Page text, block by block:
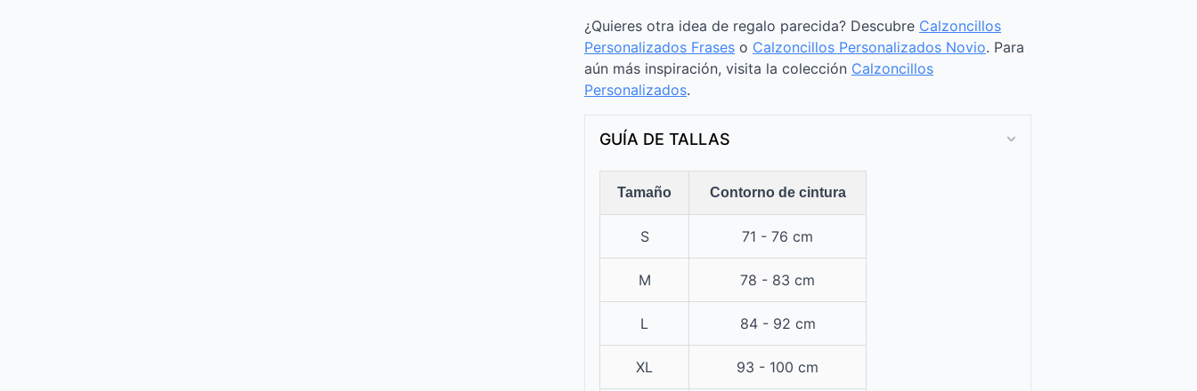
¿Quieres otra idea de regalo parecida? Descubre Calzoncillos
Personalizados Frases o Calzoncillos Personalizados Novio. Para
aún más inspiración, visita la colección Calzoncillos
Personalizados​.
GUÍA DE TALLAS
Tamaño Contorno de cintura
S 71 - 76 cm
M 78 - 83 cm
L 84 - 92 cm
XL 93 - 100 cm